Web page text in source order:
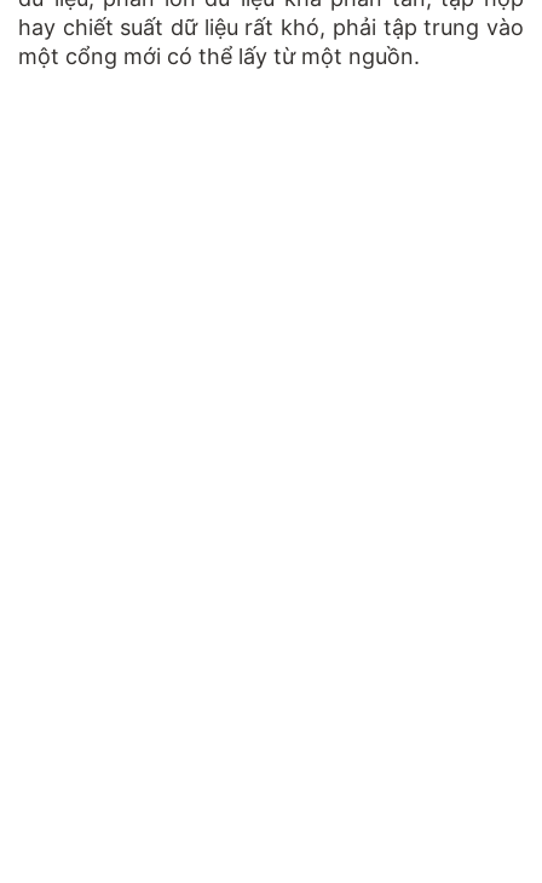
hay chiết suất dữ liệu rất khó, phải tập trung vào
một cổng mới có thể lấy từ một nguồn.